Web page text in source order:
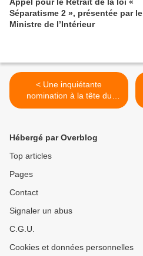
Séparatisme 2 », présentée par le
Ministre de l’Intérieur
< Une inquiétante
nomination à la tête du
Conseil supérieur des
Hébergé par Overblog
Top articles
Pages
Contact
Signaler un abus
C.G.U.
Cookies et données personnelles